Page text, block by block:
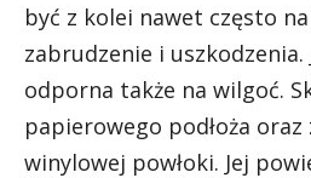
być z kolei nawet często
zabrudzenie i uszkodzenia.
odporna także na wilgoć.
papierowego podłoża
winylowej powłoki. Jej